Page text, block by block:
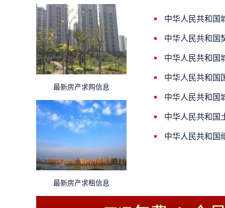
最新房产求购信息
最新房产求租信息
中华人民共和国
中华人民共和国
中华人民共和国
中华人民共和国
中华人民共和国
中华人民共和国
中华人民共和国